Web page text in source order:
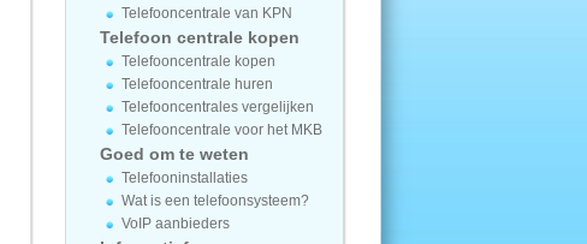
Telefooncentrale van KPN
Telefoon centrale kopen
Telefooncentrale kopen
Telefooncentrale huren
Telefooncentrales vergelijken
Telefooncentrale voor het MKB
Goed om te weten
Telefooninstallaties
Wat is een telefoonsysteem?
VoIP aanbieders